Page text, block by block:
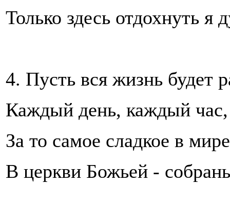
Только здесь отдохнуть я
4. Пусть вся жизнь будет
Каждый день, каждый
За то самое сладкое в
В церкви Божьей -